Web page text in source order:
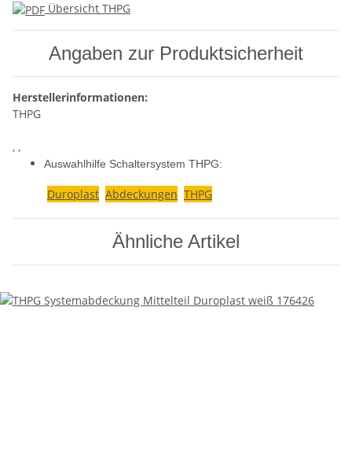
Übersicht THPG
Angaben zur Produktsicherheit
Herstellerinformationen:
THPG
, ,
Auswahlhilfe Schaltersystem THPG:
Duroplast Abdeckungen THPG
Ähnliche Artikel